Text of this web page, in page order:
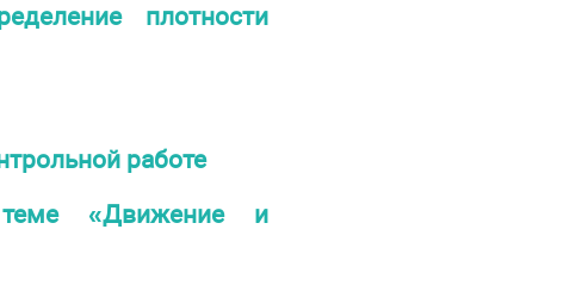
плотности
работе
«Движение и